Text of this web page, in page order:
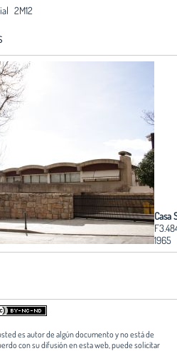
2M12
Casa
1965
es autor de algún documento y no está de
con su difusión en esta web, puede solicitar